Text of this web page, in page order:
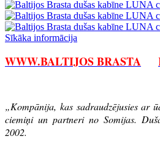
Sīkāka informācija
WWW.BALTIJOS BRASTA
„Kompānija, kas sadraudzējusies ar
ciemiņi un partneri no Somijas.
2002.